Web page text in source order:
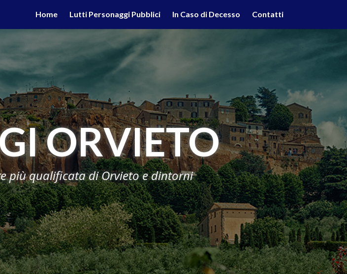
Home Lutti Personaggi Pubblici In Caso di Decesso Contatti
ORVIETO
più qualificata di Orvieto e dintorni
in altra maniera, acconsenti all'uso dei cookie. Ulteriori informazioni